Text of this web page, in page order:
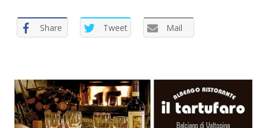
Share Tweet Mail
C
e
a
p
e
r